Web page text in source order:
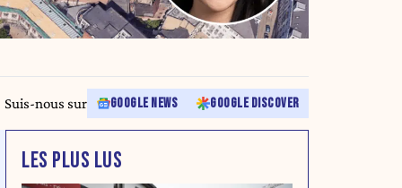
Suis-nous sur GOOGLE NEWS GOOGLE DISCOVER
LES PLUS LUS